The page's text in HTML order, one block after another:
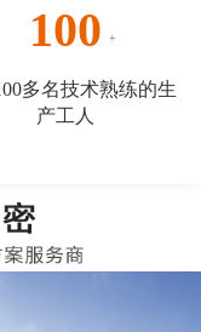
100
多名技术熟练的生
产工人